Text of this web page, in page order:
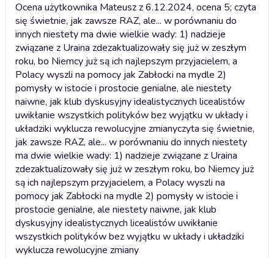
Ocena użytkownika Mateusz z 6.12.2024, ocena 5; czyta
się świetnie, jak zawsze RAZ, ale... w porównaniu do
innych niestety ma dwie wielkie wady: 1) nadzieje
związane z Uraina zdezaktualizowały się już w zeszłym
roku, bo Niemcy już są ich najlepszym przyjacielem, a
Polacy wyszli na pomocy jak Zabłocki na mydle 2)
pomysły w istocie i prostocie genialne, ale niestety
naiwne, jak klub dyskusyjny idealistycznych licealistów
uwikłanie wszystkich polityków bez wyjątku w układy i
układziki wyklucza rewolucyjne zmianyczyta się świetnie,
jak zawsze RAZ, ale... w porównaniu do innych niestety
ma dwie wielkie wady: 1) nadzieje związane z Uraina
zdezaktualizowały się już w zeszłym roku, bo Niemcy już
są ich najlepszym przyjacielem, a Polacy wyszli na
pomocy jak Zabłocki na mydle 2) pomysły w istocie i
prostocie genialne, ale niestety naiwne, jak klub
dyskusyjny idealistycznych licealistów uwikłanie
wszystkich polityków bez wyjątku w układy i układziki
wyklucza rewolucyjne zmiany